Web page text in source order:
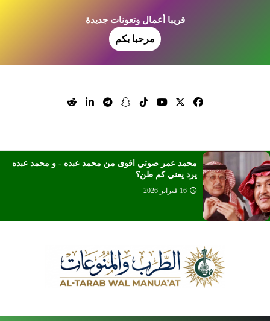
قريبا أعمال وتعونات جديدة
مرحبا بكم
محمد عمر صوتي اقوى من محمد عبده - و محمد عبده
يرد يعني كم طن؟
16 فبراير 2026